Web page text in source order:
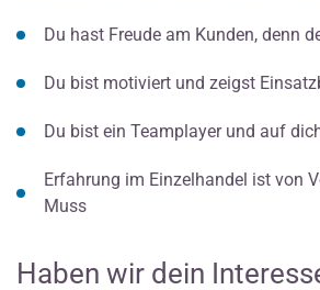
Du hast Freude am Kunden, denn
Du bist motiviert und zeigst
Du bist ein Teamplayer und auf
Erfahrung im Einzelhandel ist von
Muss
Haben wir dein